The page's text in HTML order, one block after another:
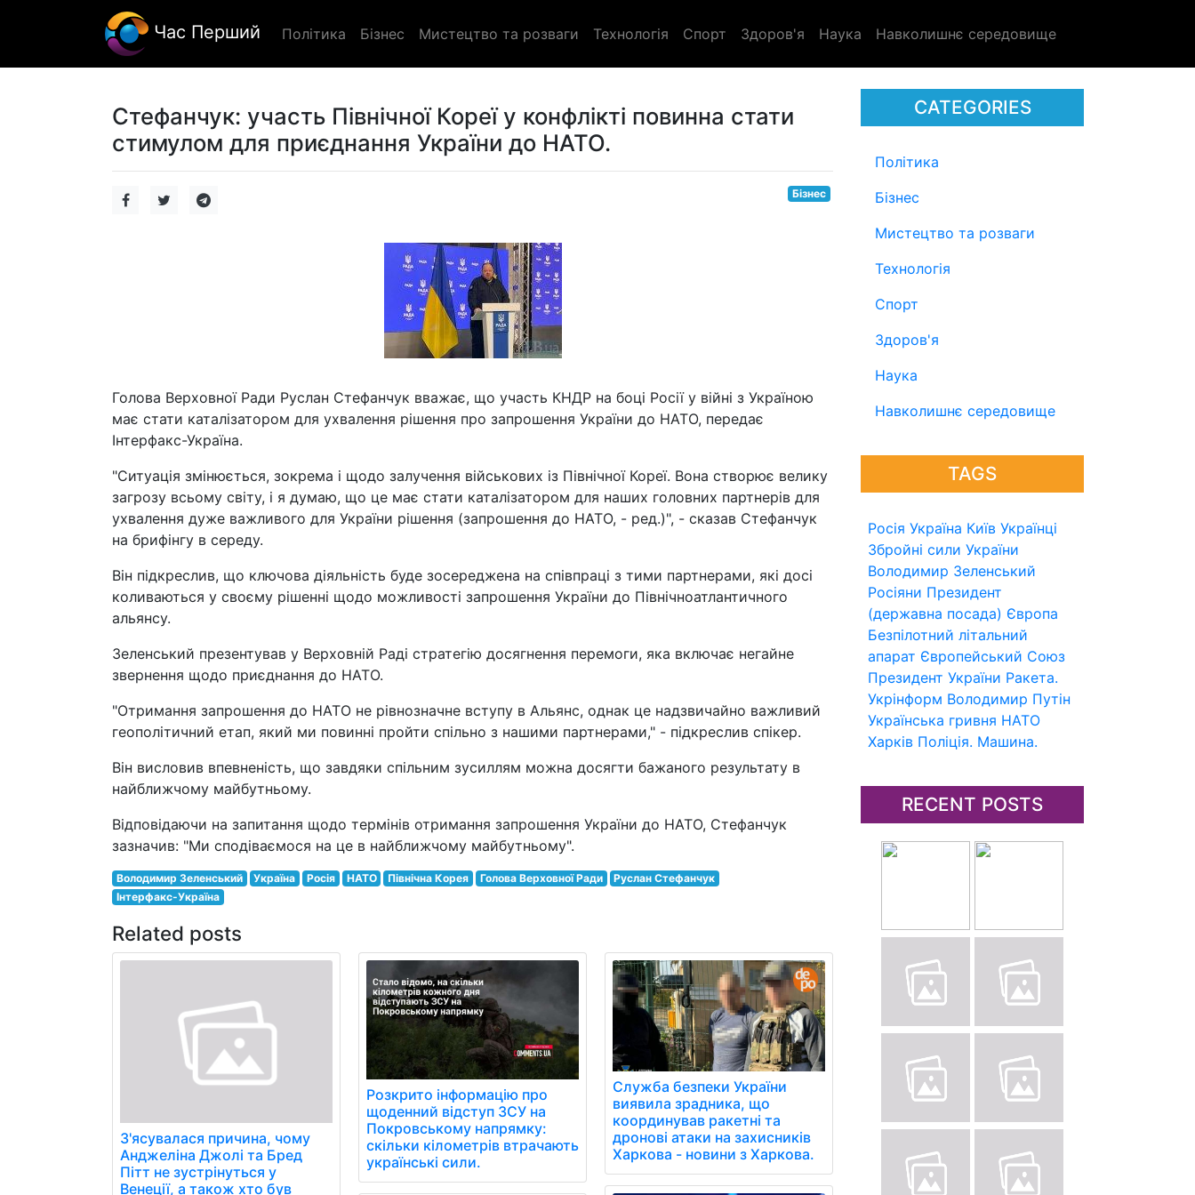
Час Перший Політика Бізнес Мистецтво та розваги Технологія Спорт Здоров'я Наука Навколишнє середовище
CATEGORIES
Політика
Бізнес
Мистецтво та розваги
Технологія
Спорт
Здоров'я
Наука
Навколишнє середовище
TAGS
Росія Україна Київ Українці
Збройні сили України
Володимир Зеленський
Росіяни Президент
(державна посада) Європа
Безпілотний літальний
апарат Європейський Союз
Президент України Ракета.
Укрінформ Володимир Путін
Українська гривня НАТО
Харків Поліція. Машина.
RECENT POSTS
Стефанчук: участь Північної Кореї у конфлікті повинна стати
стимулом для приєднання України до НАТО.
Бізнес
Голова Верховної Ради Руслан Стефанчук вважає, що участь КНДР на боці Росії у війні з Україною
має стати каталізатором для ухвалення рішення про запрошення України до НАТО, передає
Інтерфакс-Україна.
"Ситуація змінюється, зокрема і щодо залучення військових із Північної Кореї. Вона створює велику
загрозу всьому світу, і я думаю, що це має стати каталізатором для наших головних партнерів для
ухвалення дуже важливого для України рішення (запрошення до НАТО, - ред.)", - сказав Стефанчук
на брифінгу в середу.
Він підкреслив, що ключова діяльність буде зосереджена на співпраці з тими партнерами, які досі
коливаються у своєму рішенні щодо можливості запрошення України до Північноатлантичного
альянсу.
Зеленський презентував у Верховній Раді стратегію досягнення перемоги, яка включає негайне
звернення щодо приєднання до НАТО.
"Отримання запрошення до НАТО не рівнозначне вступу в Альянс, однак це надзвичайно важливий
геополітичний етап, який ми повинні пройти спільно з нашими партнерами," - підкреслив спікер.
Він висловив впевненість, що завдяки спільним зусиллям можна досягти бажаного результату в
найближчому майбутньому.
Відповідаючи на запитання щодо термінів отримання запрошення України до НАТО, Стефанчук
зазначив: "Ми сподіваємося на це в найближчому майбутньому".
Володимир Зеленський Україна Росія НАТО Північна Корея Голова Верховної Ради
Руслан Стефанчук
Інтерфакс-Україна
Related posts
З'ясувалася причина, чому
Анджеліна Джолі та Бред
Пітт не зустрінуться у
Венеції, а також хто був
Розкрито інформацію про
щоденний відступ ЗСУ на
Покровському напрямку:
скільки кілометрів втрачають
українські сили.
Служба безпеки України
виявила зрадника, що
координував ракетні та
дронові атаки на захисників
Харкова - новини з Харкова.